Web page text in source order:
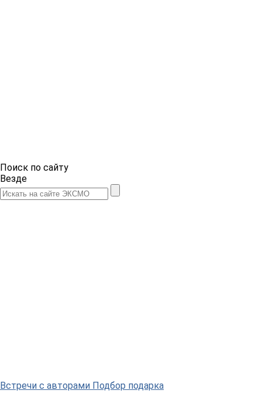
Поиск по сайту
Везде
Встречи с авторами Подбор подарка